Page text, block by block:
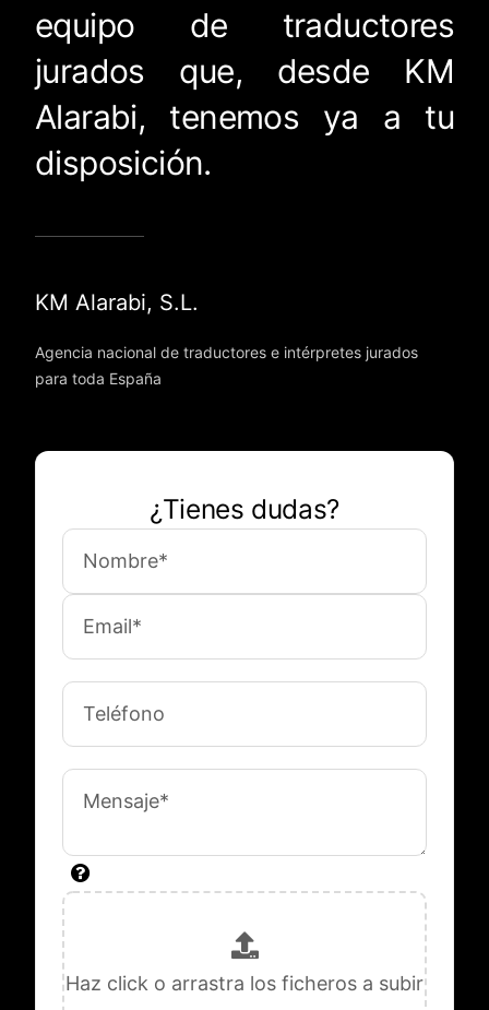
equipo de traductores
jurados que, desde KM
Alarabi, tenemos ya a tu
disposición.
KM Alarabi, S.L.
Agencia nacional de traductores e intérpretes jurados
para toda España
¿Tienes dudas?